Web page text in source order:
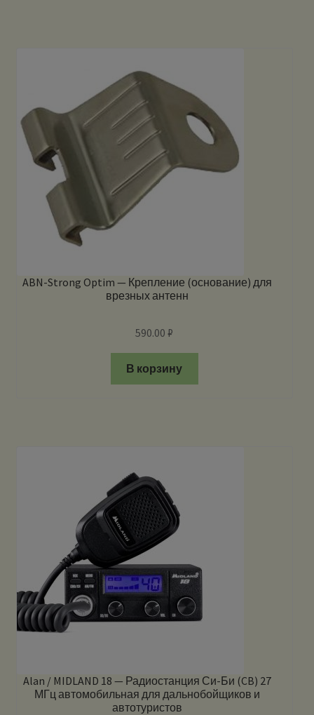
ABN-Strong Optim — Крепление (основание) для
врезных антенн
590.00₽
В корзину
Alan / MIDLAND 18 — Радиостанция Си-Би (CB) 27
МГц автомобильная для дальнобойщиков и
автотуристов